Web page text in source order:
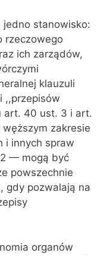
stanowisko:
rzeczowego
ich zarządów,
klauzuli
,,przepisów
art. 40 ust. 3 i art.
zakresie
i innych spraw
— mogą być
powszechnie
gdy pozwalają na
organów